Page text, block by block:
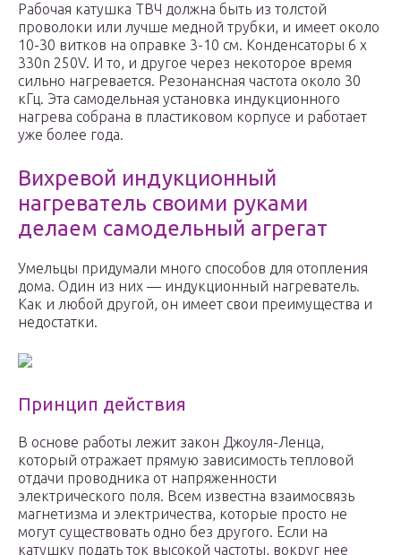
Рабочая катушка ТВЧ должна быть из толстой
проволоки или лучше медной трубки, и имеет около
10-30 витков на оправке 3-10 см. Конденсаторы 6 х
330n 250V. И то, и другое через некоторое время
сильно нагревается. Резонансная частота около 30
кГц. Эта самодельная установка индукционного
нагрева собрана в пластиковом корпусе и работает
уже более года.
Вихревой индукционный
нагреватель своими руками
делаем самодельный агрегат
Умельцы придумали много способов для отопления
дома. Один из них — индукционный нагреватель.
Как и любой другой, он имеет свои преимущества и
недостатки.
Принцип действия
В основе работы лежит закон Джоуля-Ленца,
который отражает прямую зависимость тепловой
отдачи проводника от напряженности
электрического поля. Всем известна взаимосвязь
магнетизма и электричества, которые просто не
могут существовать одно без другого. Если на
катушку подать ток высокой частоты, вокруг нее